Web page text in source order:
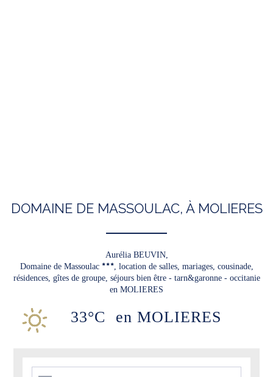
DOMAINE DE MASSOULAC, À MOLIERES
Aurélia BEUVIN,
Domaine de Massoulac
, location de salles, mariages, cousinade,
résidences, gîtes de groupe, séjours bien être - tarn&garonne - occitanie
en MOLIERES
33°C en MOLIERES